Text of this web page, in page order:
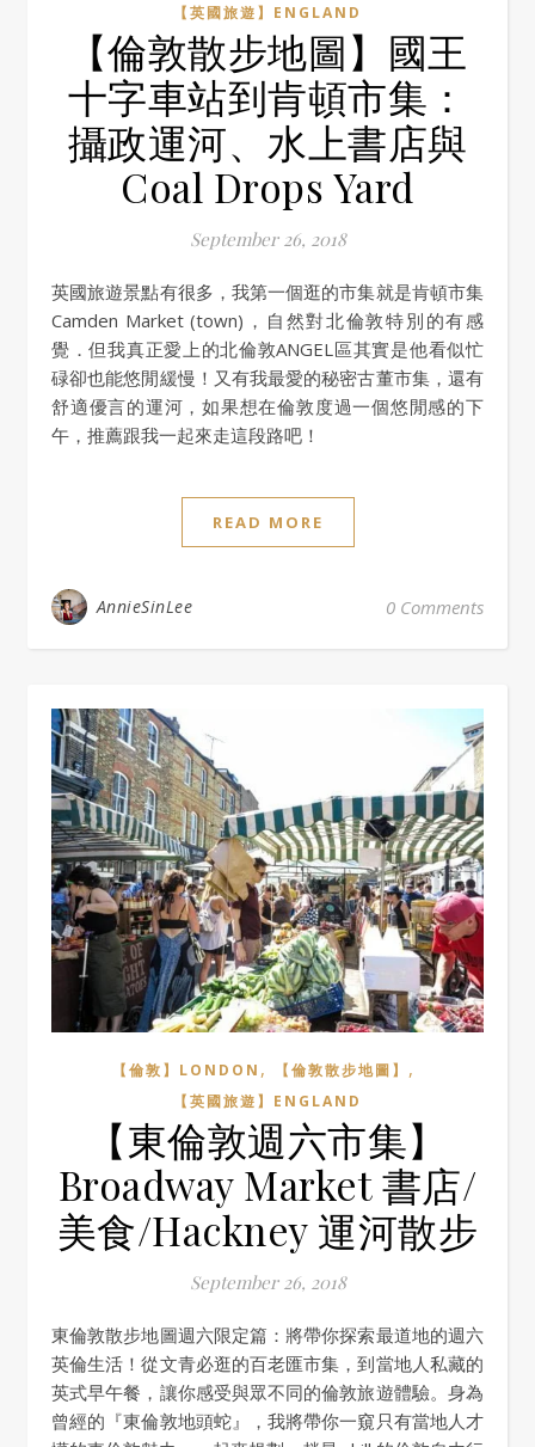
【英國旅遊】ENGLAND
【倫敦散步地圖】國王
十字車站到肯頓市集：
攝政運河、水上書店與
Coal Drops Yard
September 26, 2018
英國旅遊景點有很多，我第一個逛的市集就是肯頓市集
Camden Market (town)，自然對北倫敦特別的有感
覺．但我真正愛上的北倫敦ANGEL區其實是他看似忙
碌卻也能悠閒緩慢！又有我最愛的秘密古董市集，還有
舒適優言的運河，如果想在倫敦度過一個悠閒感的下
午，推薦跟我一起來走這段路吧！
READ MORE
AnnieSinLee 0 Comments
【倫敦】LONDON , 【倫敦散步地圖】 ,
【英國旅遊】ENGLAND
【東倫敦週六市集】
Broadway Market 書店/
美食/Hackney 運河散步
September 26, 2018
東倫敦散步地圖週六限定篇：將帶你探索最道地的週六
英倫生活！從文青必逛的百老匯市集，到當地人私藏的
英式早午餐，讓你感受與眾不同的倫敦旅遊體驗。身為
曾經的『東倫敦地頭蛇』，我將帶你一窺只有當地人才